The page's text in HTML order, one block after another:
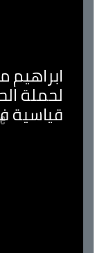
ابراهيم
لحملة
قياسية